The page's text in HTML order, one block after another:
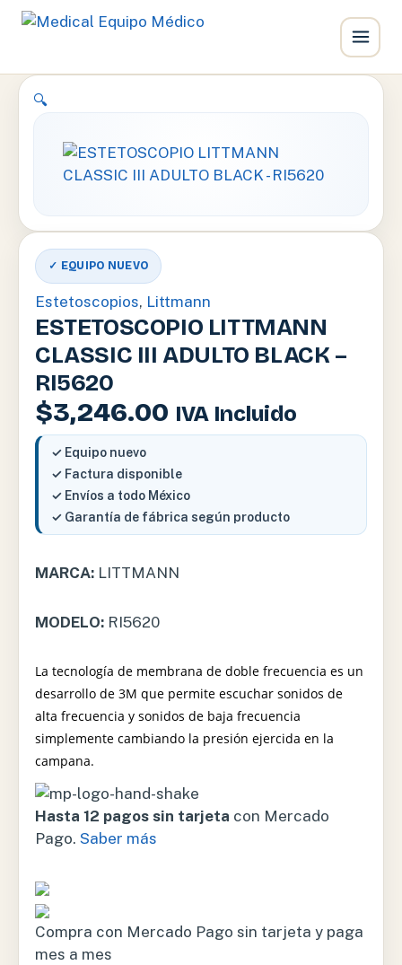
🔍
✓ EQUIPO NUEVO
Estetoscopios, Littmann
ESTETOSCOPIO LITTMANN
CLASSIC III ADULTO BLACK –
RI5620
$3,246.00 IVA Incluido
✓ Equipo nuevo
✓ Factura disponible
✓ Envíos a todo México
✓ Garantía de fábrica según producto
MARCA: LITTMANN
MODELO: RI5620
La tecnología de membrana de doble frecuencia es un
desarrollo de 3M que permite escuchar sonidos de
alta frecuencia y sonidos de baja frecuencia
simplemente cambiando la presión ejercida en la
campana.
Hasta 12 pagos sin tarjeta con Mercado
Pago. Saber más
Compra con Mercado Pago sin tarjeta y paga
mes a mes